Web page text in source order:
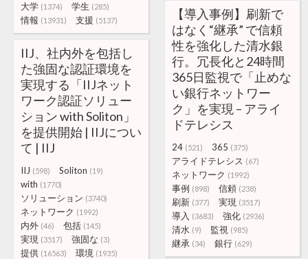
大学 (1374) 学生 (285)
情報 (13931) 支援 (5137)
【導入事例】刷新で
はなく“継承” で信頼
性を強化した清水銀
行。冗長化と24時間
365日監視で「止めな
い銀行ネットワー
ク」を実現 – アライ
ドテレシス
24 (521) 365 (375)
アライドテレシス (67)
ネットワーク (1992)
事例 (898) 信頼 (238)
刷新 (377) 実現 (3517)
導入 (3683) 強化 (2936)
清水 (9) 監視 (985)
継承 (34) 銀行 (629)
IIJ、社内外を包括し
た強固な認証環境を
実現する「IIJネット
ワーク認証ソリュー
ション with Soliton」
を提供開始 | IIJについ
て | IIJ
IIJ (598) Soliton (19)
with (1770)
ソリューション (3740)
ネットワーク (1992)
内外 (46) 包括 (145)
実現 (3517) 強固な (3)
提供 (16563) 環境 (1935)